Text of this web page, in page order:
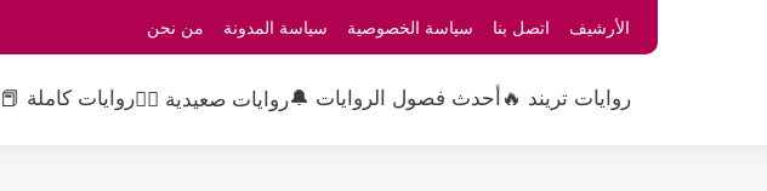
الأرشيف اتصل بنا سياسة الخصوصية سياسة المدونة من نحن
روايات تريند 🔥 أحدث فصول الروايات 🔔روايات صعيدية 👳‍♂️روايات كاملة 📕